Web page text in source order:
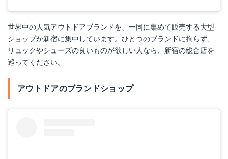
世界中の人気アウトドアブランドを、一同に集めて販売する大型
ショップが新宿に集中しています。ひとつのブランドに拘らず、
リュックやシューズの良いものが欲しい人なら、新宿の総合店を
巡ってください。
アウトドアのブランドショップ